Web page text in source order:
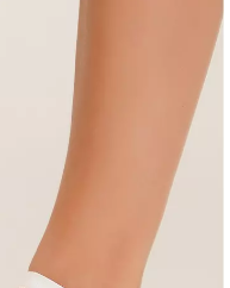
с высокой
TRACKS 01
Giulia
грн.549 грн.